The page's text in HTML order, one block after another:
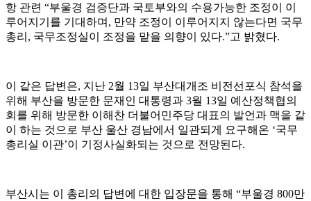
항 관련 “부울경 검증단과 국토부와의 수용가능한 조정이 이
루어지기를 기대하며, 만약 조정이 이루어지지 않는다면 국무
총리, 국무조정실이 조정을 맡을 의향이 있다.”고 밝혔다.
이 같은 답변은, 지난 2월 13일 부산대개조 비전선포식 참석을
위해 부산을 방문한 문재인 대통령과 3월 13일 예산정책협의
회를 위해 방문한 이해찬 더불어민주당 대표의 발언과 맥을 같
이 하는 것으로 부산 울산 경남에서 일관되게 요구해온 ‘국무
총리실 이관’이 기정사실화되는 것으로 전망된다.
부산시는 이 총리의 답변에 대한 입장문을 통해 “부울경 800만